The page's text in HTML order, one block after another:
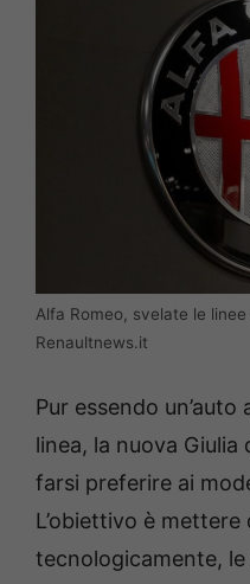
Alfa Romeo, svelate le
Renaultnews.it
Pur essendo
linea, la nuova Giulia
farsi preferire ai
L’obiettivo è mettere
tecnologicamente, le